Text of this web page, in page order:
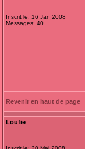
Inscrit le: 16 Jan 2008
Messages: 40
Revenir en haut de page
Loufie